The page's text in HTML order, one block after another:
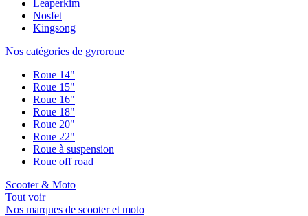
Leaperkim
Nosfet
Kingsong
Nos catégories de gyroroue
Roue 14"
Roue 15"
Roue 16"
Roue 18"
Roue 20"
Roue 22"
Roue à suspension
Roue off road
Scooter & Moto
Tout voir
Nos marques de scooter et moto